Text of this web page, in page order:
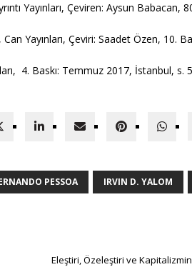
Yayınları, Çeviren: Aysun Babacan,
Yayınları, Çeviri: Saadet Özen, 10.
4. Baskı: Temmuz 2017, İstanbul, s.
PESSOA IRVIN D. YALOM
Eleştiri, Özeleştiri ve